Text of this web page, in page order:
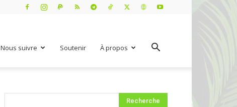
Nous suivre Soutenir À propos